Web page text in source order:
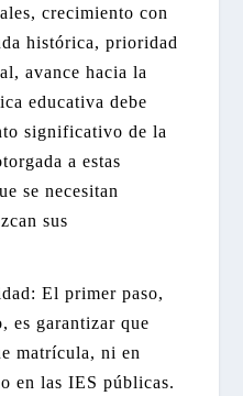
crecimiento con
histórica, prioridad
avance hacia la
educativa debe
significativo de la
a estas
se necesitan
sus
El primer paso,
es garantizar que
matrícula, ni en
en las IES públicas.